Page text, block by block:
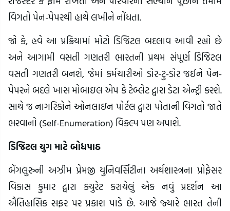
વિગતો પેન-પેપરથી હાથે લખીને નોંધતા.
જો કે, હવે આ પ્રક્રિયામાં મોટો ડિજિટલ બદલાવ આવી રહ્યો છે
અને આગામી વસતી ગણતરી ભારતની પ્રથમ સંપૂર્ણ ડિજિટલ
વસતી ગણતરી બનશે, જેમાં કર્મચારીઓ ડોર-ટુ-ડોર જઈને પેન-
પેપરને બદલે ખાસ મોબાઇલ એપ કે ટેબ્લેટ દ્વારા ડેટા એન્ટ્રી કરશે.
સાથે જ નાગરિકોને ઓનલાઇન પોર્ટલ દ્વારા પોતાની વિગતો જાતે
ભરવાનો (Self-Enumeration) વિકલ્પ પણ અપાશે.
ડિજિટલ યુગ માટે બોધપાઠ
બેંગલુરુની અઝીમ પ્રેમજી યુનિવર્સિટીના અર્થશાસ્ત્રના પ્રોફેસર
વિકાસ કુમાર દ્વારા ક્યુરેટ કરાયેલું એક નવું પ્રદર્શન આ
ઐતિહાસિક સફર પર પ્રકાશ પાડે છે. આજે જ્યારે ભારત તેની